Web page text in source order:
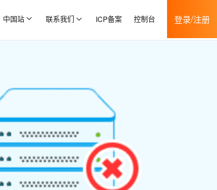
中国站 联系我们 ICP备案 控制台 登录/注册